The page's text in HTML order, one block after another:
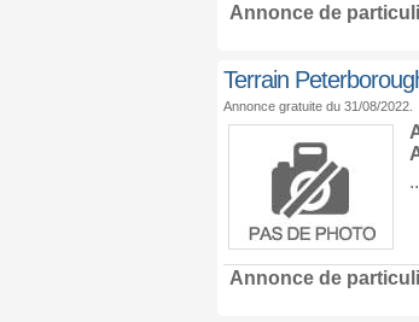
Annonce de
Terrain
Annonce gratuite du 31/08/2022.
Annonce de